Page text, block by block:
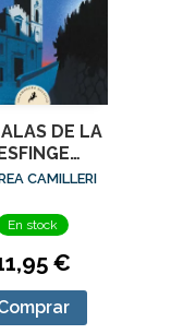
DE LA
CAMILLERI
En stock
€